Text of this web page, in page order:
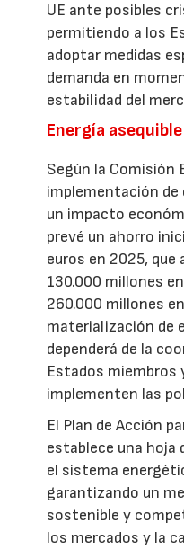
UE ante posibles
permitiendo a los
adoptar medidas
demanda en
estabilidad del
Energía
Según la Comisión
implementación
un impacto
prevé un ahorro
euros en 2025,
130.000 millones
260.000 millones
materialización de
dependerá de la
Estados miembros
implementen las
El Plan de Acción
establece una
el sistema
garantizando un
sostenible y
los mercados y la